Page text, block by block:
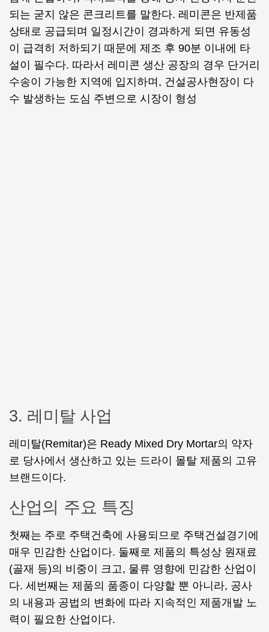
되는 굳지 않은 콘크리트를 말한다. 레미콘은 반제품
상태로 공급되며 일정시간이 경과하게 되면 유동성
이 급격히 저하되기 때문에 제조 후 90분 이내에 타
설이 필수다. 따라서 레미콘 생산 공장의 경우 단거리
수송이 가능한 지역에 입지하며, 건설공사현장이 다
수 발생하는 도심 주변으로 시장이 형성
3. 레미탈 사업
레미탈(Remitar)은 Ready Mixed Dry Mortar의 약자
로 당사에서 생산하고 있는 드라이 몰탈 제품의 고유
브랜드이다.
산업의 주요 특징
첫째는 주로 주택건축에 사용되므로 주택건설경기에
매우 민감한 산업이다. 둘째로 제품의 특성상 원재료
(골재 등)의 비중이 크고, 물류 영향에 민감한 산업이
다. 세번째는 제품의 품종이 다양할 뿐 아니라, 공사
의 내용과 공법의 변화에 따라 지속적인 제품개발 노
력이 필요한 산업이다.